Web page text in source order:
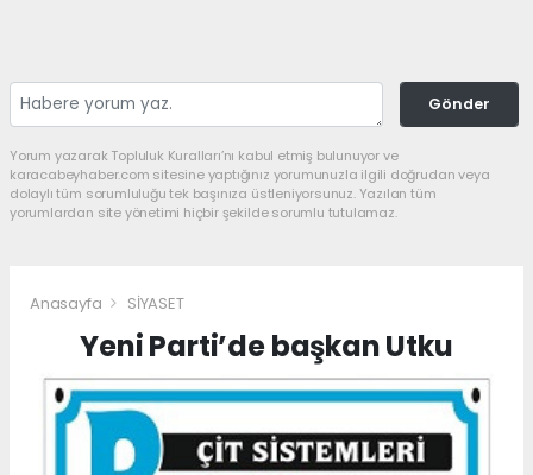
Gönder
Yorum yazarak Topluluk Kuralları’nı kabul etmiş bulunuyor ve
karacabeyhaber.com sitesine yaptığınız yorumunuzla ilgili doğrudan veya
dolaylı tüm sorumluluğu tek başınıza üstleniyorsunuz. Yazılan tüm
yorumlardan site yönetimi hiçbir şekilde sorumlu tutulamaz.
Anasayfa SİYASET
Yeni Parti’de başkan Utku